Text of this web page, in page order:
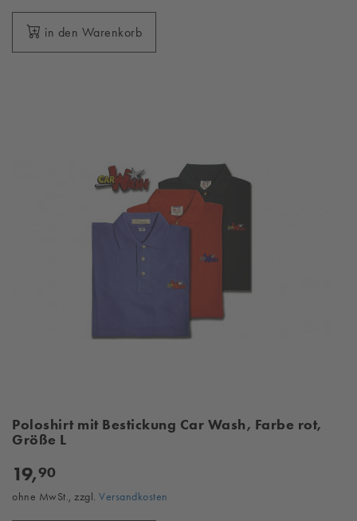
in den Warenkorb
Poloshirt mit Bestickung Car Wash, Farbe rot,
Größe L
19,90
ohne MwSt., zzgl. Versandkosten